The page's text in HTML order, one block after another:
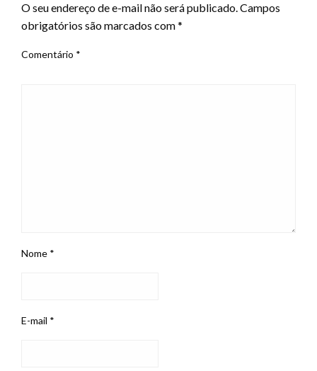
O seu endereço de e-mail não será publicado.Campos
obrigatórios são marcados com*
Comentário *
Nome *
E-mail *